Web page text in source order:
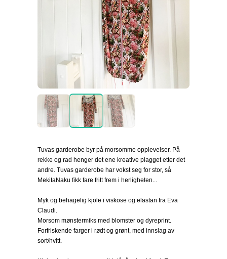
Tuvas garderobe byr på morsomme opplevelser. På
rekke og rad henger det ene kreative plagget etter det
andre. Tuvas garderobe har vokst seg for stor, så
MekitaNaku fikk fare fritt frem i herligheten...
Myk og behagelig kjole i viskose og elastan fra Eva
Claudi.
Morsom mønstermiks med blomster og dyreprint.
Forfriskende farger i rødt og grønt, med innslag av
sort/hvitt.